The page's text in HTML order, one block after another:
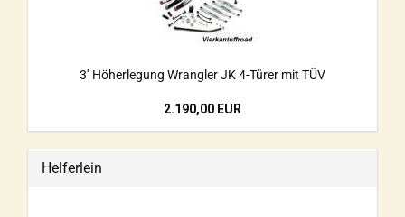
3'' Höherlegung Wrangler JK 4-Türer mit TÜV
2.190,00 EUR
Helferlein